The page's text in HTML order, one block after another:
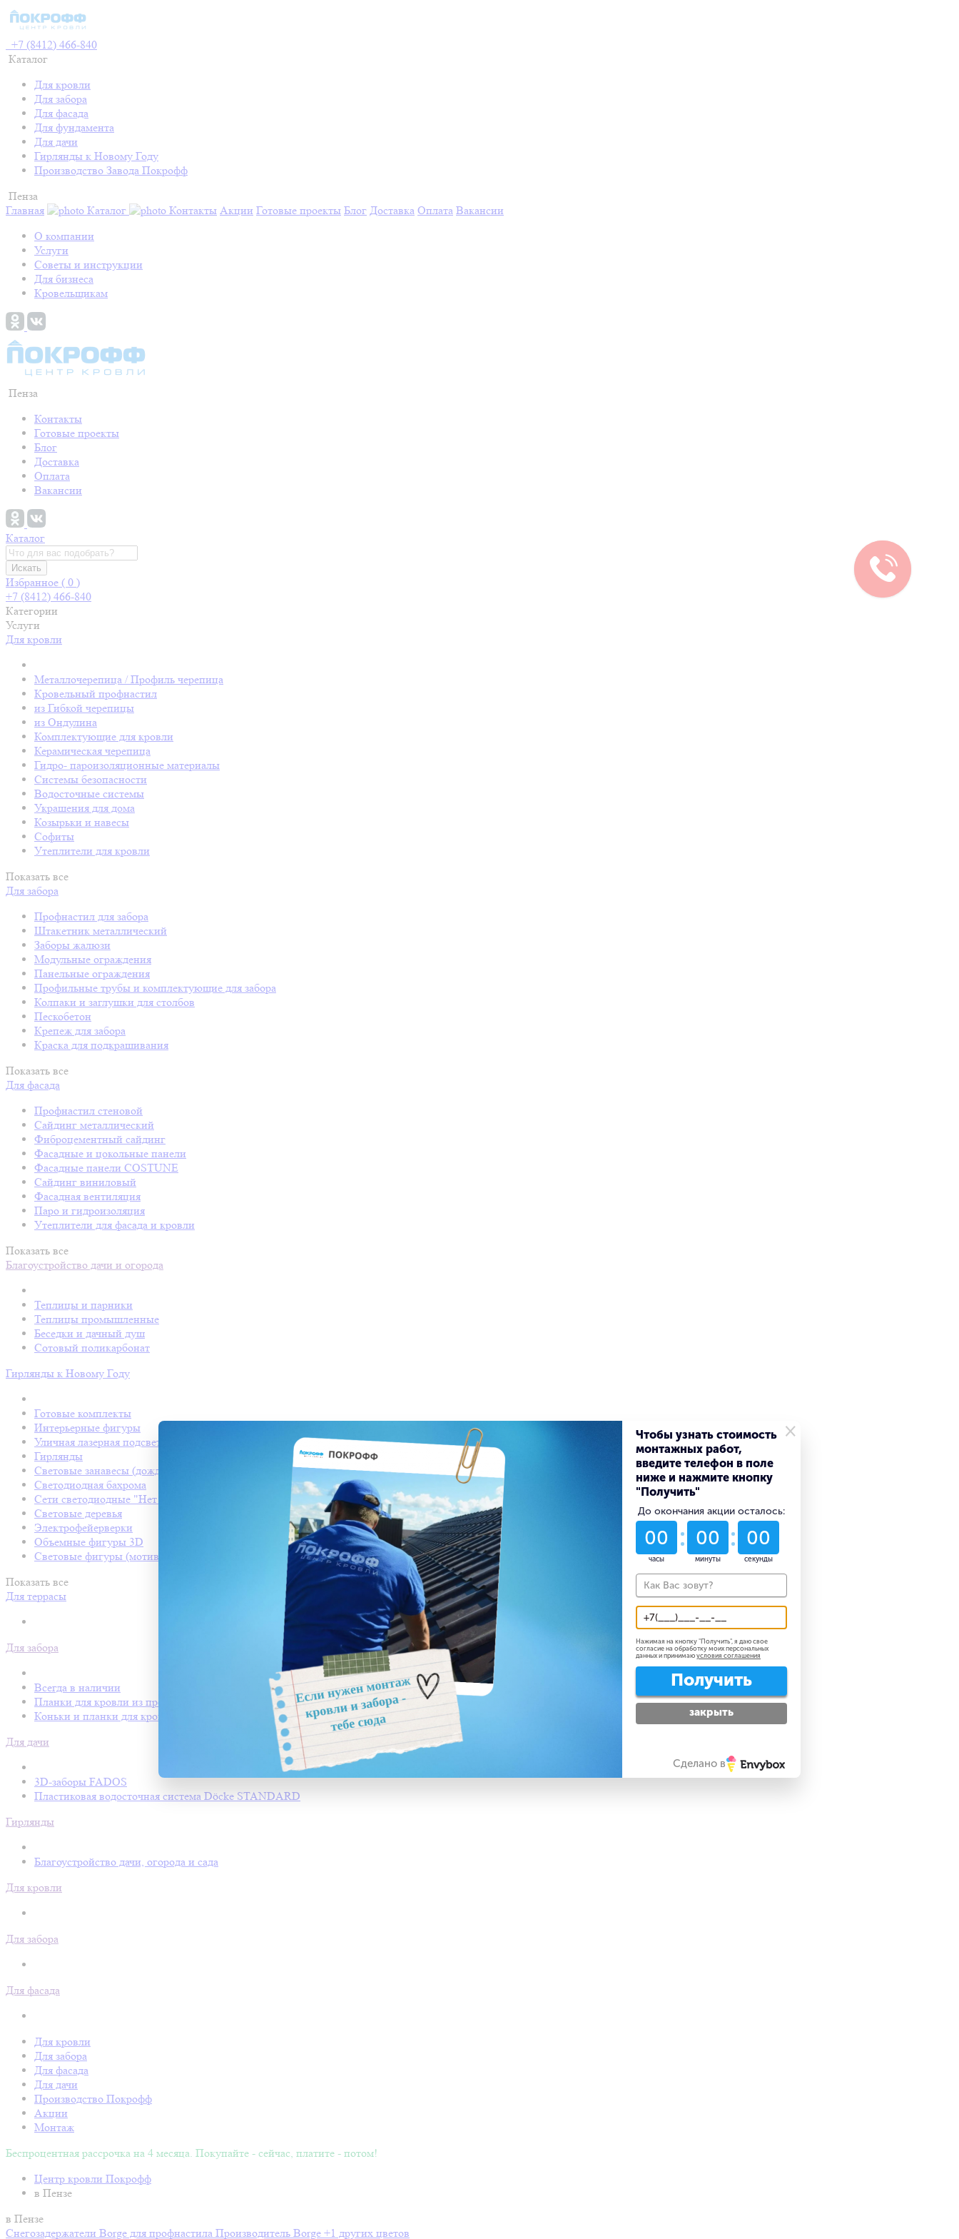
+7 (8412) 466-840
Каталог
Для кровли
Для забора
Для фасада
Для фундамента
Для дачи
Гирлянды к Новому Году
Производство Завода Покрофф
Пенза
Главная
Каталог Контакты Акции Готовые проекты Блог Доставка Оплата Вакансии
О компании
Услуги
Советы и инструкции
Для бизнеса
Кровельщикам
Пенза
Контакты
Готовые проекты
Блог
Доставка
Оплата
Вакансии
Каталог
Искать
Избранное ( 0 )
+7 (8412) 466-840
Категории
Услуги
Для кровли
Металлочерепица / Профиль черепица
Кровельный профнастил
из Гибкой черепицы
из Ондулина
Комплектующие для кровли
Керамическая черепица
Гидро- пароизоляционные материалы
Системы безопасности
Водосточные системы
Украшения для дома
Козырьки и навесы
Софиты
Утеплители для кровли
Показать все
Для забора
Профнастил для забора
Штакетник металлический
Заборы жалюзи
Модульные ограждения
Панельные ограждения
Профильные трубы и комплектующие для забора
Колпаки и заглушки для столбов
Пескобетон
Крепеж для забора
Краска для подкрашивания
Показать все
Для фасада
Профнастил стеновой
Сайдинг металлический
Фиброцементный сайдинг
Фасадные и цокольные панели
Фасадные панели COSTUNE
Сайдинг виниловый
Фасадная вентиляция
Паро и гидроизоляция
Утеплители для фасада и кровли
Показать все
Благоустройство дачи и огорода
Теплицы и парники
Теплицы промышленные
Беседки и дачный душ
Сотовый поликарбонат
Гирлянды к Новому Году
Готовые комплекты
Интерьерные фигуры
Уличная лазерная подсветка
Гирлянды
Световые занавесы (дождь светодиодный)
Светодиодная бахрома
Сети светодиодные "Нет Лайт"
Световые деревья
Электрофейерверки
Объемные фигуры 3D
Световые фигуры (мотивы)
Показать все
Для террасы
Для забора
Всегда в наличии
Планки для кровли из профнастила
Коньки и планки для кровли Покрофф
Для дачи
3D-заборы FADOS
Пластиковая водосточная система Döcke STANDARD
Гирлянды
Благоустройство дачи, огорода и сада
Для кровли
Для забора
Для фасада
Для кровли
Для забора
Для фасада
Для дачи
Производство Покрофф
Акции
Монтаж
Беспроцентная рассрочка на 4 месяца. Покупайте - сейчас, платите - потом!
Центр кровли Покрофф
в Пензе
в Пензе
Снегозадержатели Вorge для профнастила Производитель Borge +1 других цветов
×
Чтобы узнать стоимость
монтажных работ,
введите телефон в поле
ниже и нажмите кнопку
"Получить"
До окончания акции осталось:
53
дни
14
часы
53
минуты
Нажимая на кнопку "Получить", я даю свое
согласие на обработку моих персональных
данных и принимаю условия соглашения
Получить
закрыть
Сделано в